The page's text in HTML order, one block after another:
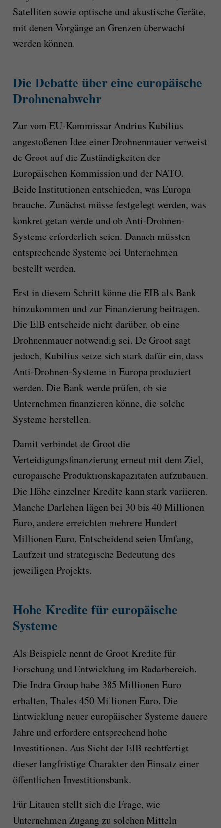
Satelliten sowie optische und akustische Geräte,
mit denen Vorgänge an Grenzen überwacht
werden können.
Die Debatte über eine europäische
Drohnenabwehr
Zur vom EU-Kommissar Andrius Kubilius
angestoßenen Idee einer Drohnenmauer verweist
de Groot auf die Zuständigkeiten der
Europäischen Kommission und der NATO.
Beide Institutionen entschieden, was Europa
brauche. Zunächst müsse festgelegt werden, was
konkret getan werde und ob Anti-Drohnen-
Systeme erforderlich seien. Danach müssten
entsprechende Systeme bei Unternehmen
bestellt werden.
Erst in diesem Schritt könne die EIB als Bank
hinzukommen und zur Finanzierung beitragen.
Die EIB entscheide nicht darüber, ob eine
Drohnenmauer notwendig sei. De Groot sagt
jedoch, Kubilius setze sich stark dafür ein, dass
Anti-Drohnen-Systeme in Europa produziert
werden. Die Bank werde prüfen, ob sie
Unternehmen finanzieren könne, die solche
Systeme herstellen.
Damit verbindet de Groot die
Verteidigungsfinanzierung erneut mit dem Ziel,
europäische Produktionskapazitäten aufzubauen.
Die Höhe einzelner Kredite kann stark variieren.
Manche Darlehen lägen bei 30 bis 40 Millionen
Euro, andere erreichten mehrere Hundert
Millionen Euro. Entscheidend seien Umfang,
Laufzeit und strategische Bedeutung des
jeweiligen Projekts.
Hohe Kredite für europäische
Systeme
Als Beispiele nennt de Groot Kredite für
Forschung und Entwicklung im Radarbereich.
Die Indra Group habe 385 Millionen Euro
erhalten, Thales 450 Millionen Euro. Die
Entwicklung neuer europäischer Systeme dauere
Jahre und erfordere entsprechend hohe
Investitionen. Aus Sicht der EIB rechtfertigt
dieser langfristige Charakter den Einsatz einer
öffentlichen Investitionsbank.
Für Litauen stellt sich die Frage, wie
Unternehmen Zugang zu solchen Mitteln